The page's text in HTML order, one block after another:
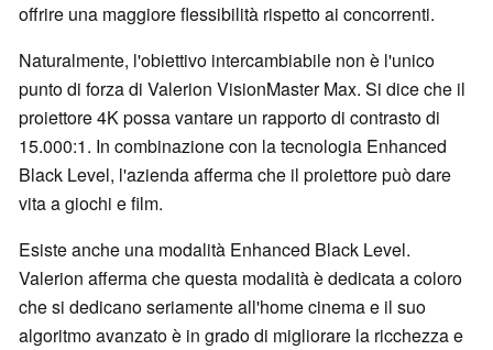
offrire una maggiore flessibilità rispetto ai concorrenti.
Naturalmente, l'obiettivo intercambiabile non è l'unico
punto di forza di Valerion VisionMaster Max. Si dice che il
proiettore 4K possa vantare un rapporto di contrasto di
15.000:1. In combinazione con la tecnologia Enhanced
Black Level, l'azienda afferma che il proiettore può dare
vita a giochi e film.
Esiste anche una modalità Enhanced Black Level.
Valerion afferma che questa modalità è dedicata a coloro
che si dedicano seriamente all'home cinema e il suo
algoritmo avanzato è in grado di migliorare la ricchezza e